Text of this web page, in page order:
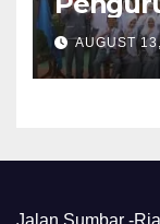
AUGUST
Jalan Sumbar -